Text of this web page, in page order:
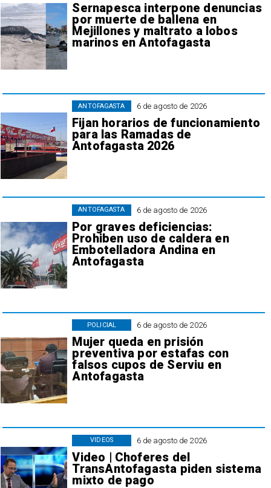
Sernapesca interpone denuncias
por muerte de ballena en
Mejillones y maltrato a lobos
marinos en Antofagasta
6 de agosto de 2026
Fijan horarios de funcionamiento
para las Ramadas de
Antofagasta 2026
ANTOFAGASTA
6 de agosto de 2026
Por graves deficiencias:
Prohiben uso de caldera en
Embotelladora Andina en
Antofagasta
ANTOFAGASTA
6 de agosto de 2026
Mujer queda en prisión
preventiva por estafas con
falsos cupos de Serviu en
Antofagasta
POLICIAL
6 de agosto de 2026
Video | Choferes del
TransAntofagasta piden sistema
mixto de pago
VIDEOS